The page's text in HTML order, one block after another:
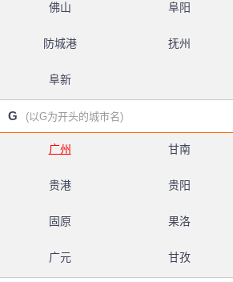
佛山 阜阳
防城港 抚州
阜新
G (以G为开头的城市名)
广州 甘南
贵港 贵阳
固原 果洛
广元 甘孜